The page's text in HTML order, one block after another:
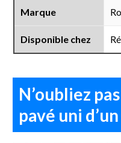
Marque
Disponible chez
N’oubliez
pavé uni